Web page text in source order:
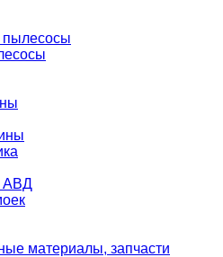
АВД
материалы, запчасти